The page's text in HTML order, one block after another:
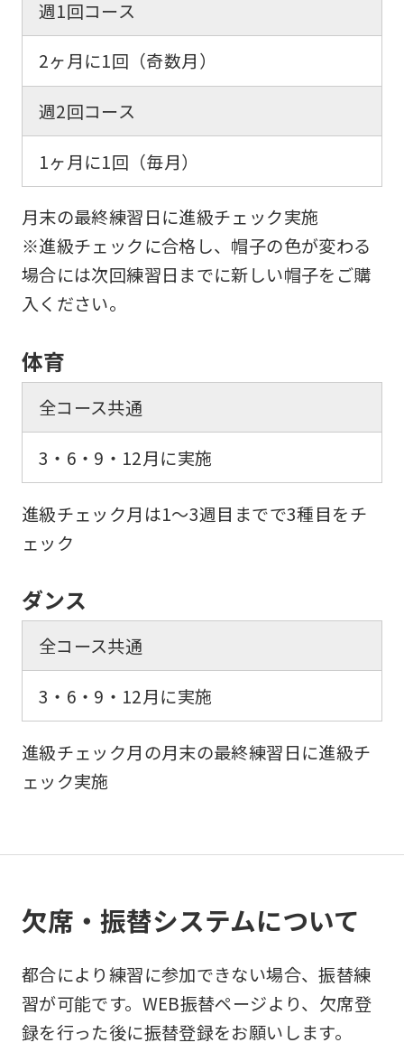
週1回コース
2ヶ月に1回（奇数月）
週2回コース
1ヶ月に1回（毎月）
月末の最終練習日に進級チェック実施
※進級チェックに合格し、帽子の色が変わる
場合には次回練習日までに新しい帽子をご購
入ください。
体育
全コース共通
3・6・9・12月に実施
進級チェック月は1～3週目までで3種目をチ
ェック
ダンス
全コース共通
3・6・9・12月に実施
進級チェック月の月末の最終練習日に進級チ
ェック実施
欠席・振替システムについて
都合により練習に参加できない場合、振替練
習が可能です。WEB振替ページより、欠席登
録を行った後に振替登録をお願いします。
the
Japanese
of
will
be
translated
not
be
an
accurate
from
the
original
fully
this
before
using